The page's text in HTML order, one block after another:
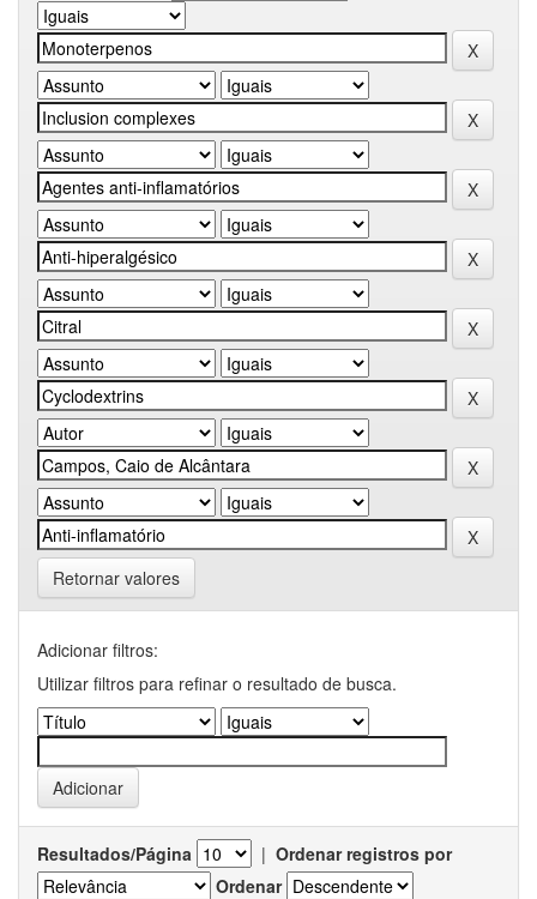
Retornar valores
Adicionar filtros:
Utilizar filtros para refinar o resultado de busca.
Resultados/Página | Ordenar registros por
Ordenar